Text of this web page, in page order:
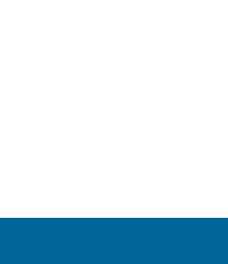
και για